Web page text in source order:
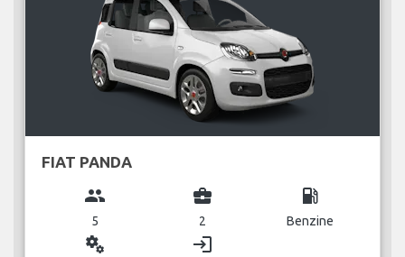
FIAT PANDA
group
5
business_center
2
local_gas_station
Benzine
miscellaneous_services login